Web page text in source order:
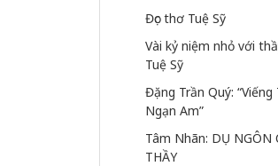
Đọc thơ Tuệ Sỹ
Vài kỷ niệm nhỏ với
Tuệ Sỹ
Đặng Trần Quý: “Viếng
Ngạn Am”
Tâm Nhãn: DỤ NGÔN
THẦY